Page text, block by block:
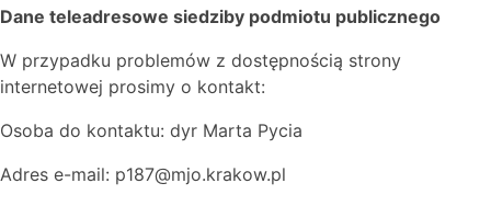
Dane teleadresowe siedziby podmiotu publicznego
W przypadku problemów z dostępnością strony
internetowej prosimy o kontakt:
Osoba do kontaktu: dyr Marta Pycia
Adres e-mail: p187@mjo.krakow.pl